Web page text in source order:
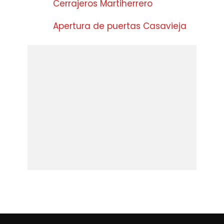
Cerrajeros Martiherrero
Apertura de puertas Casavieja